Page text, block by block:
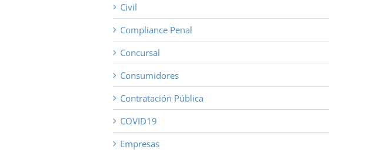
Civil
Compliance Penal
Concursal
Consumidores
Contratación Pública
COVID19
Empresas